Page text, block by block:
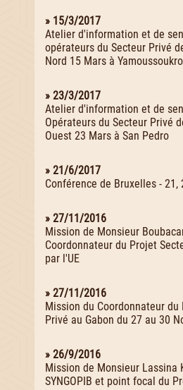
» 15/3/2017
Atelier d'information et de
opérateurs du Secteur Privé
Nord 15 Mars à Yamoussoukro
» 23/3/2017
Atelier d'information et de
Opérateurs du Secteur Privé
Ouest 23 Mars à San Pedro
» 21/6/2017
Conférence de Bruxelles -
» 27/11/2016
Mission de Monsieur
Coordonnateur du Projet
par l'UE
» 27/11/2016
Mission du Coordonnateur du
Privé au Gabon du 27 au 30
» 26/9/2016
Mission de Monsieur Lassina
SYNGOPIB et point focal du